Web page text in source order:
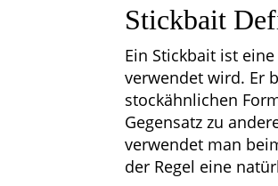
Stickbait
Ein Stickbait ist
verwendet wird. Er
stockähnlichen
Gegensatz zu
verwendet man
der Regel eine